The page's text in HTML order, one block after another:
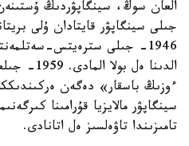
جىلى سينگاپۋر قايتادان ۇلى
1946- جىلى سترەيتس-
الدىنا ەل
تامىزىندا تاۋەلسىز ەل اتانادى.